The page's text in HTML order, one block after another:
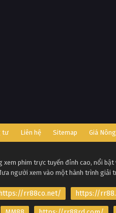
tư Liên hệ Sitemap Giá
xem phim trực tuyến đỉnh cao, nổi
người xem vào một hành trình giải
https://rr88co.net/ https://